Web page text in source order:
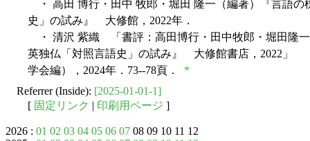
・ 高田 博行・田中 牧郎・堀田 隆一（編著）『言語の
史」の試み』 大修館，2022年．
・ 清沢 紫織 「書評：高田博行・田中牧郎・堀田隆
英独仏「対照言語史」の試み』 大修館書店，2022」
学会編），2024年．73--78頁． *
Referrer (Inside): [2025-01-01-1]
[ 固定リンク | 印刷用ページ ]
2026 : 01 02 03 04 05 06 07 08 09 10 11 12